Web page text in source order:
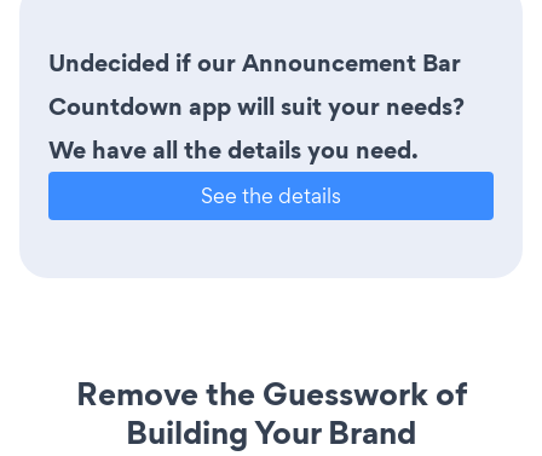
Undecided if our Announcement Bar
Countdown app will suit your needs?
We have all the details you need.
See the details
Remove the Guesswork of
Building Your Brand